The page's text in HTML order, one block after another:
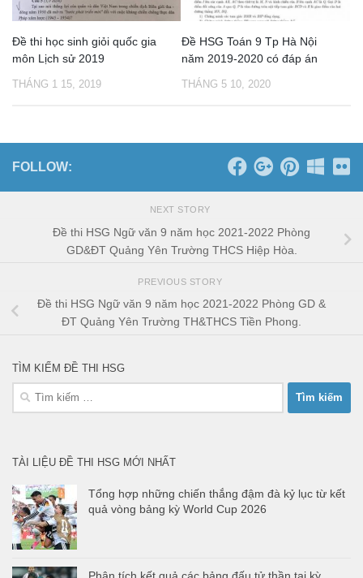
Đề thi học sinh giỏi quốc gia
môn Lịch sử 2019
THÁNG 1 15, 2019
Đề HSG Toán 9 Tp Hà Nội
năm 2019-2020 có đáp án
THÁNG 5 10, 2020
FOLLOW:
NEXT STORY
Đề thi HSG Ngữ văn 9 năm học 2021-2022 Phòng
GD&ĐT Quảng Yên Trường THCS Hiệp Hòa.
PREVIOUS STORY
Đề thi HSG Ngữ văn 9 năm học 2021-2022 Phòng GD &
ĐT Quảng Yên Trường TH&THCS Tiền Phong.
TÌM KIẾM ĐỀ THI HSG
Tìm
TÀI LIỆU ĐỀ THI HSG MỚI NHẤT
Tổng hợp những chiến thắng đậm đà kỷ lục từ kết
quả vòng bảng kỳ World Cup 2026
Phân tích kết quả các bảng đấu tử thần tại kỳ